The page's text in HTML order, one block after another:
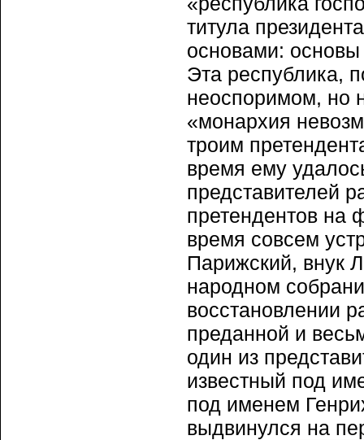
титула
основами: основы
Эта республика,
неоспоримом, но
«монархия
троим
время ему
представителей
претендентов на
время совсем
Парижский, внук
народном
восстановлении
преданной и
один из
известный под
под именем
выдвинулся на